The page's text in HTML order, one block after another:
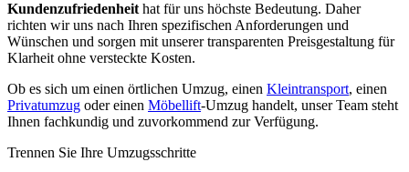
Kundenzufriedenheit hat für uns höchste Bedeutung. Daher
richten wir uns nach Ihren spezifischen Anforderungen und
Wünschen und sorgen mit unserer transparenten Preisgestaltung für
Klarheit ohne versteckte Kosten.
Ob es sich um einen örtlichen Umzug, einen Kleintransport, einen
Privatumzug oder einen Möbellift-Umzug handelt, unser Team steht
Ihnen fachkundig und zuvorkommend zur Verfügung.
Trennen Sie Ihre Umzugsschritte